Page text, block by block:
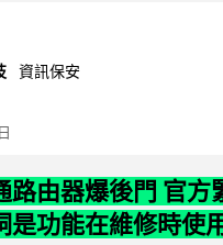
資訊保安
路由器爆後門 官方
是功能在維修時使